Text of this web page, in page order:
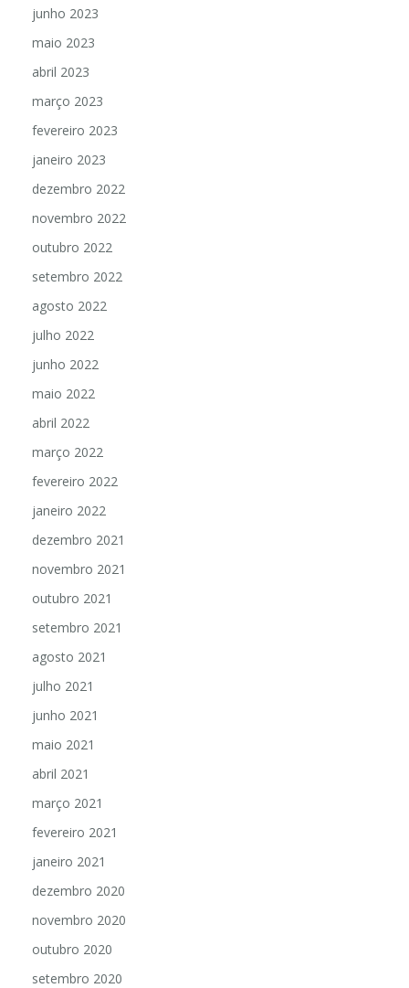
junho 2023
maio 2023
abril 2023
março 2023
fevereiro 2023
janeiro 2023
dezembro 2022
novembro 2022
outubro 2022
setembro 2022
agosto 2022
julho 2022
junho 2022
maio 2022
abril 2022
março 2022
fevereiro 2022
janeiro 2022
dezembro 2021
novembro 2021
outubro 2021
setembro 2021
agosto 2021
julho 2021
junho 2021
maio 2021
abril 2021
março 2021
fevereiro 2021
janeiro 2021
dezembro 2020
novembro 2020
outubro 2020
setembro 2020